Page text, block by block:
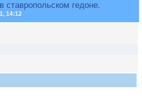
ставропольском гедоне.
14:12